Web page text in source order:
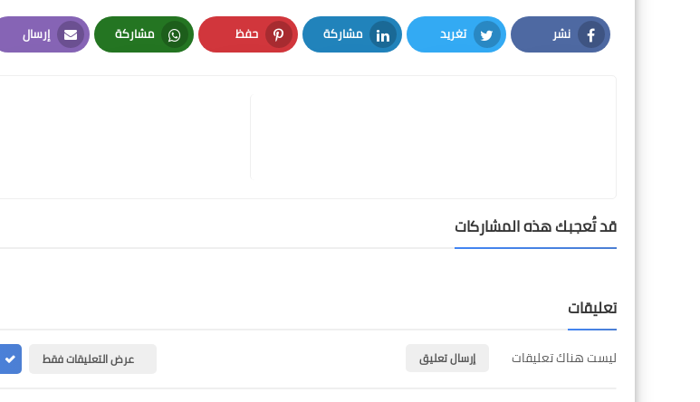
نشر
Facebook
تغريد
Twitter
مشاركة
LinkedIn
حفظ
Pinterest
مشاركة
Whatsapp
إرسال
Email
قد تُعجبك هذه المشاركات
تعليقات
ليست هناك تعليقات إرسال تعليق عرض التعليقات فقط